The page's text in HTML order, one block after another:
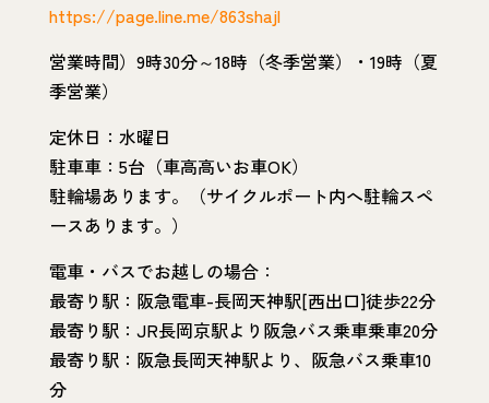
https://page.line.me/863shajl
営業時間）9時30分～18時（冬季営業）・19時（夏
季営業）
定休日：水曜日
駐車車：5台（車高高いお車OK）
駐輪場あります。（サイクルポート内へ駐輪スペ
ースあります。）
電車・バスでお越しの場合：
最寄り駅：阪急電車-長岡天神駅[西出口]徒歩22分
最寄り駅：JR長岡京駅より阪急バス乗車乗車20分
最寄り駅：阪急長岡天神駅より、阪急バス乗車10
分